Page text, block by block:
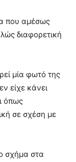
που αμέσως
διαφορετική
μία φωτό της
είχε κάνει
όπως
σε σχέση με
σχήμα στα